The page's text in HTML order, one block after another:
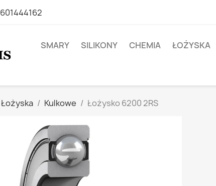
601444162
SMARY SILIKONY CHEMIA ŁOŻYSKA
Łożyska Kulkowe Łożysko 6200 2RS